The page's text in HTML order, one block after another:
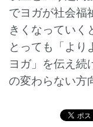
でヨガが社会福
きくなっていく
とっても「より
ヨガ」を伝え続
の変わらない方